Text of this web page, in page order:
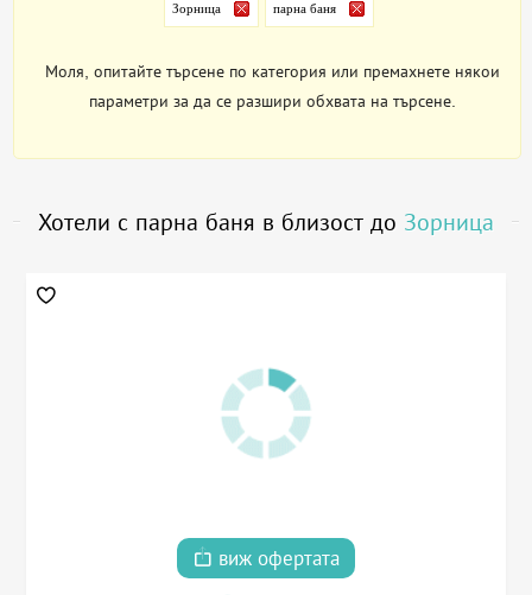
Зорница парна баня
Моля, опитайте търсене по категория или премахнете някои
параметри за да се разшири обхвата на търсене.
Хотели с парна баня в близост до Зорница
виж офертата